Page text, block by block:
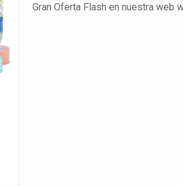
Gran Oferta Flash en nuestra web